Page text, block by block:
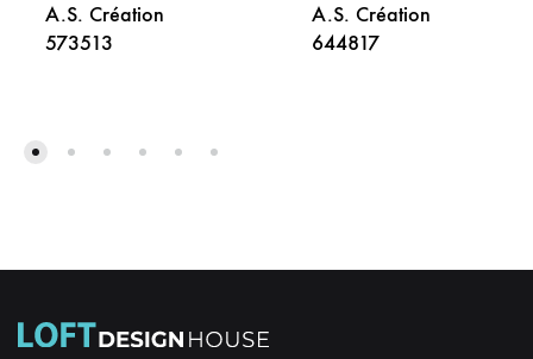
A.S. Création
573513
A.S. Création
644817